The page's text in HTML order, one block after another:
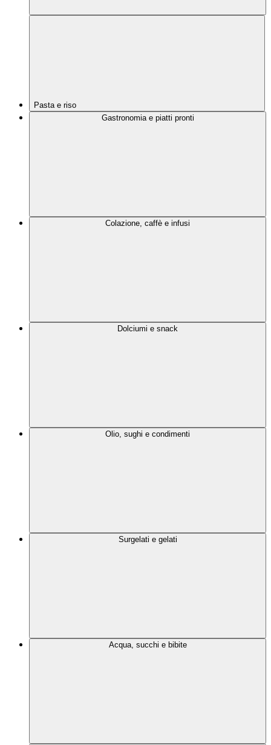
Pasta e riso
Gastronomia e piatti pronti
Colazione, caffè e infusi
Dolciumi e snack
Olio, sughi e condimenti
Surgelati e gelati
Acqua, succhi e bibite